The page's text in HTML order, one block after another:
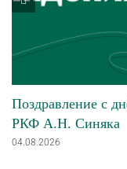
Поздравление с
РКФ А.Н. Синяка
04.08.2026